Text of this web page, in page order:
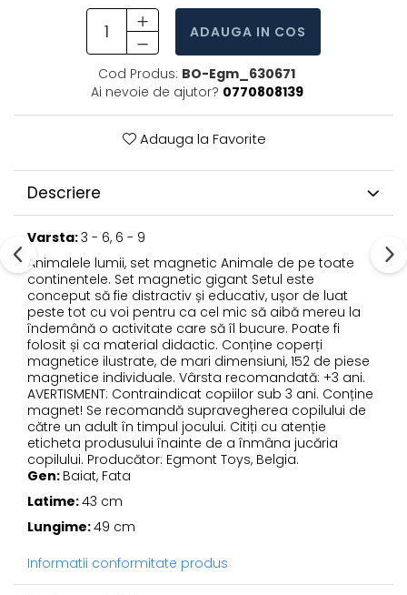
ADAUGA IN COS
Cod Produs: BO-Egm_630671
Ai nevoie de ajutor? 0770808139
Adauga la Favorite
Descriere
Varsta:3 - 6, 6 - 9
Animalele lumii, set magnetic Animale de pe toate
continentele. Set magnetic gigant Setul este
conceput să fie distractiv și educativ, ușor de luat
peste tot cu voi pentru ca cel mic să aibă mereu la
îndemână o activitate care să îl bucure. Poate fi
folosit și ca material didactic. Conține coperți
magnetice ilustrate, de mari dimensiuni, 152 de piese
magnetice individuale. Vârsta recomandată: +3 ani.
AVERTISMENT: Contraindicat copiilor sub 3 ani. Conține
magnet! Se recomandă supravegherea copilului de
către un adult în timpul jocului. Citiți cu atenție
eticheta produsului înainte de a înmâna jucăria
copilului. Producător: Egmont Toys, Belgia.
Gen: Baiat, Fata
Latime:43 cm
Lungime:49 cm
Informatii conformitate produs